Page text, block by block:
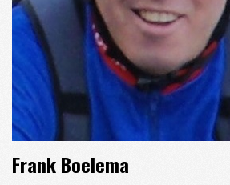
Frank Boelema